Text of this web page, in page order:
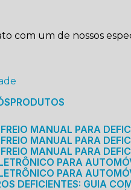
com um de nossos
PRODUTOS
FREIO MANUAL PARA
FREIO MANUAL PARA
FREIO MANUAL PARA
PARA
PARA
DEFICIENTES: GUIA